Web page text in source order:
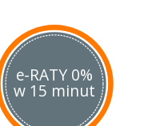
e-RATY 0%
w 15 minut